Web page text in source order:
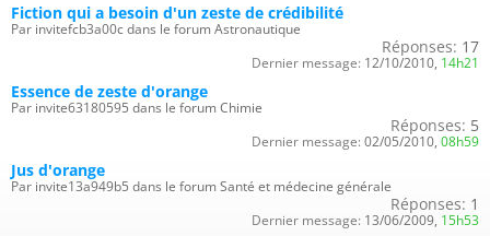
Fiction qui a besoin d'un zeste de crédibilité
Par invitefcb3a00c dans le forum Astronautique
Réponses: 17
Dernier message: 12/10/2010, 14h21
Essence de zeste d'orange
Par invite63180595 dans le forum Chimie
Réponses: 5
Dernier message: 02/05/2010, 08h59
Jus d'orange
Par invite13a949b5 dans le forum Santé et médecine générale
Réponses: 1
Dernier message: 13/06/2009, 15h53